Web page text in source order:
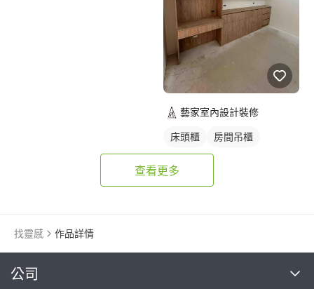
藝家室內設計裝修
床頭櫃 房間吊櫃
查看更多
找靈感 作品詳情
公司繼續完成